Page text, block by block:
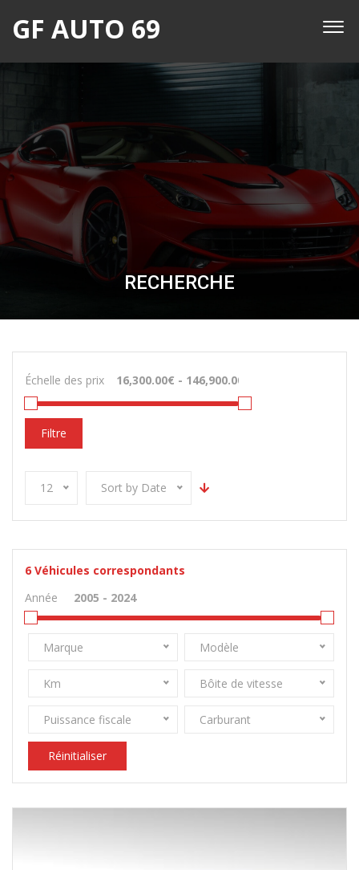
GF AUTO 69
RECHERCHE
Échelle des prix
Filtre
12 Sort by Date
6 Véhicules correspondants
Année
Marque Modèle
Km Bôite de vitesse
Puissance fiscale Carburant
Réinitialiser